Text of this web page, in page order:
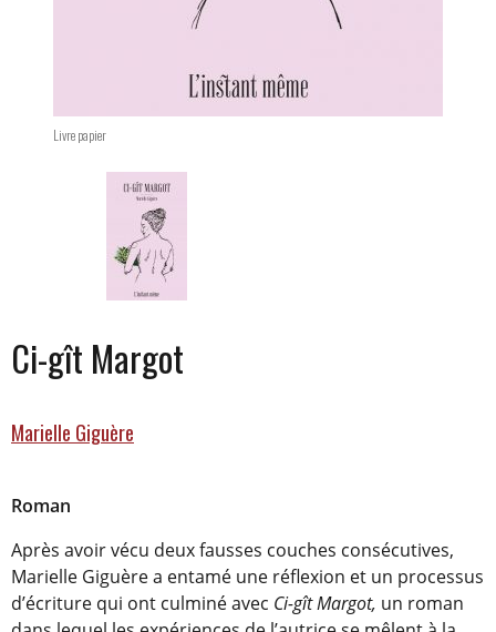
Livre papier
Changing the current slide of this carousel
Ci-gît Margot
Marielle Giguère
Roman
Après avoir vécu deux fausses couches consécutives,
Marielle Giguère a entamé une réflexion et un processus
d’écriture qui ont culminé avec Ci-gît Margot, un roman